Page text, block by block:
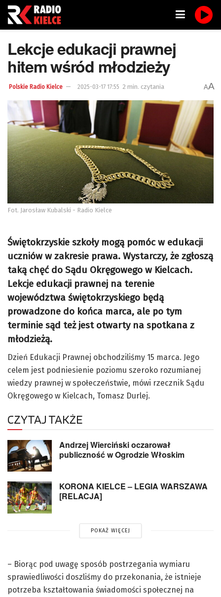
Lekcje edukacji prawnej
hitem wśród młodzieży
Polskie Radio Kielce 2025-03-17 17:55 2 min. czytania AA
Fot. Jarosław Kubalski - Radio Kielce
Świętokrzyskie szkoły mogą pomóc w edukacji
uczniów w zakresie prawa. Wystarczy, że zgłoszą
taką chęć do Sądu Okręgowego w Kielcach.
Lekcje edukacji prawnej na terenie
województwa świętokrzyskiego będą
prowadzone do końca marca, ale po tym
terminie sąd też jest otwarty na spotkana z
młodzieżą.
Dzień Edukacji Prawnej obchodziliśmy 15 marca. Jego
celem jest podniesienie poziomu szeroko rozumianej
wiedzy prawnej w społeczeństwie, mówi rzecznik Sądu
Okręgowego w Kielcach, Tomasz Durlej.
CZYTAJ TAKŻE
Andrzej Wierciński oczarował
publiczność w Ogrodzie Włoskim
KORONA KIELCE – LEGIA WARSZAWA
[RELACJA]
POKAŻ WIĘCEJ
– Biorąc pod uwagę sposób postrzegania wymiaru
sprawiedliwości doszliśmy do przekonania, że istnieje
potrzeba kształtowania świadomości społecznej na